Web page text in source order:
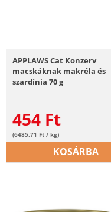
APPLAWS Cat Konzerv
macskáknak makréla és
szardínia 70 g
454 Ft
(6485.71 Ft / kg)
KOSÁRBA